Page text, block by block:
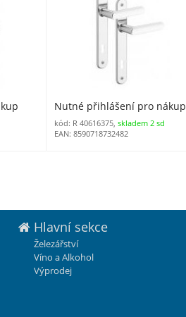
Nutné přihlášení pro nákup
kód: R 40616375, skladem 2 sd
EAN: 8590718732482
Hlavní sekce
Železářství
Víno a Alkohol
Výprodej